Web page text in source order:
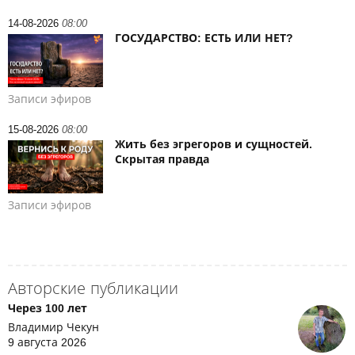
14-08-2026 08:00
ГОСУДАРСТВО: ЕСТЬ ИЛИ НЕТ?
Записи эфиров
15-08-2026 08:00
Жить без эгрегоров и сущностей.
Скрытая правда
Записи эфиров
Авторские публикации
Через 100 лет
Владимир Чекун
9 августа 2026